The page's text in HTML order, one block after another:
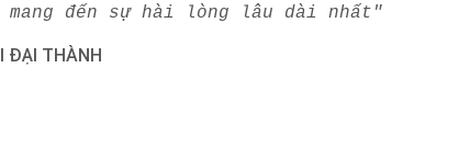
đến sự hài lòng lâu dài nhất"
ĐẠI THÀNH